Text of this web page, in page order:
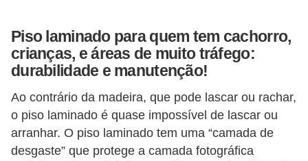
Piso laminado para quem tem cachorro,
crianças, e áreas de muito tráfego:
durabilidade e manutenção!
Ao contrário da madeira, que pode lascar ou rachar,
o piso laminado é quase impossível de lascar ou
arranhar. O piso laminado tem uma “camada de
desgaste” que protege a camada fotográfica